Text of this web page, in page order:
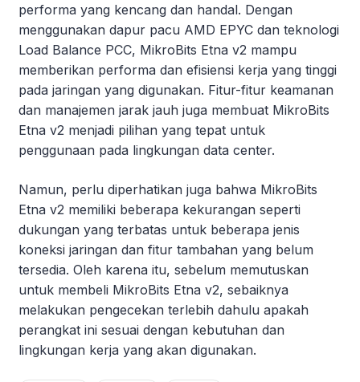
performa yang kencang dan handal. Dengan
menggunakan dapur pacu AMD EPYC dan teknologi
Load Balance PCC, MikroBits Etna v2 mampu
memberikan performa dan efisiensi kerja yang tinggi
pada jaringan yang digunakan. Fitur-fitur keamanan
dan manajemen jarak jauh juga membuat MikroBits
Etna v2 menjadi pilihan yang tepat untuk
penggunaan pada lingkungan data center.
Namun, perlu diperhatikan juga bahwa MikroBits
Etna v2 memiliki beberapa kekurangan seperti
dukungan yang terbatas untuk beberapa jenis
koneksi jaringan dan fitur tambahan yang belum
tersedia. Oleh karena itu, sebelum memutuskan
untuk membeli MikroBits Etna v2, sebaiknya
melakukan pengecekan terlebih dahulu apakah
perangkat ini sesuai dengan kebutuhan dan
lingkungan kerja yang akan digunakan.